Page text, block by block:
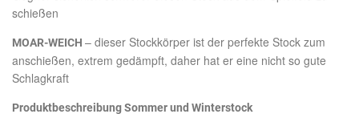
schießen
MOAR-WEICH – dieser Stockkörper ist der perfekte Stock zum
anschießen, extrem gedämpft, daher hat er eine nicht so gute
Schlagkraft
Produktbeschreibung Sommer und Winterstock